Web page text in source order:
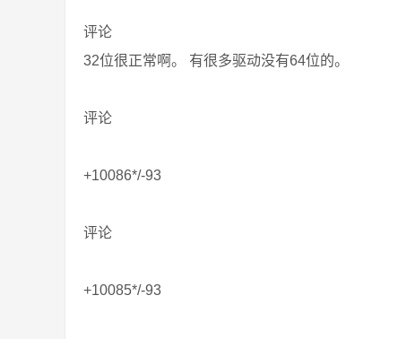
评论
32位很正常啊。 有很多驱动没有64位的。
评论
+10086*/-93
评论
+10085*/-93